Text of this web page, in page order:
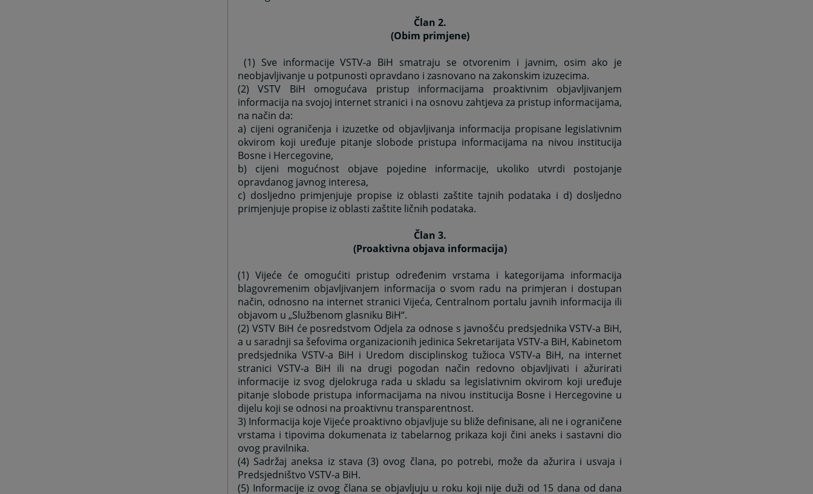
Član 2.
(Obim primjene)
(1) Sve informacije VSTV-a BiH smatraju se otvorenim i javnim, osim ako je
neobjavljivanje u potpunosti opravdano i zasnovano na zakonskim izuzecima.
(2) VSTV BiH omogućava pristup informacijama proaktivnim objavljivanjem
informacija na svojoj internet stranici i na osnovu zahtjeva za pristup informacijama,
na način da:
a) cijeni ograničenja i izuzetke od objavljivanja informacija propisane legislativnim
okvirom koji uređuje pitanje slobode pristupa informacijama na nivou institucija
Bosne i Hercegovine,
b) cijeni mogućnost objave pojedine informacije, ukoliko utvrdi postojanje
opravdanog javnog interesa,
c) dosljedno primjenjuje propise iz oblasti zaštite tajnih podataka i d) dosljedno
primjenjuje propise iz oblasti zaštite ličnih podataka.
Član 3.
(Proaktivna objava informacija)
(1) Vijeće će omogućiti pristup određenim vrstama i kategorijama informacija
blagovremenim objavljivanjem informacija o svom radu na primjeran i dostupan
način, odnosno na internet stranici Vijeća, Centralnom portalu javnih informacija ili
objavom u „Službenom glasniku BiH“.
(2) VSTV BiH će posredstvom Odjela za odnose s javnošću predsjednika VSTV-a BiH,
a u saradnji sa šefovima organizacionih jedinica Sekretarijata VSTV-a BiH, Kabinetom
predsjednika VSTV-a BiH i Uredom disciplinskog tužioca VSTV-a BiH, na internet
stranici VSTV-a BiH ili na drugi pogodan način redovno objavljivati i ažurirati
informacije iz svog djelokruga rada u skladu sa legislativnim okvirom koji uređuje
pitanje slobode pristupa informacijama na nivou institucija Bosne i Hercegovine u
dijelu koji se odnosi na proaktivnu transparentnost.
3) Informacija koje Vijeće proaktivno objavljuje su bliže definisane, ali ne i ograničene
vrstama i tipovima dokumenata iz tabelarnog prikaza koji čini aneks i sastavni dio
ovog pravilnika.
(4) Sadržaj aneksa iz stava (3) ovog člana, po potrebi, može da ažurira i usvaja i
Predsjedništvo VSTV-a BiH.
(5) Informacije iz ovog člana se objavljuju u roku koji nije duži od 15 dana od dana